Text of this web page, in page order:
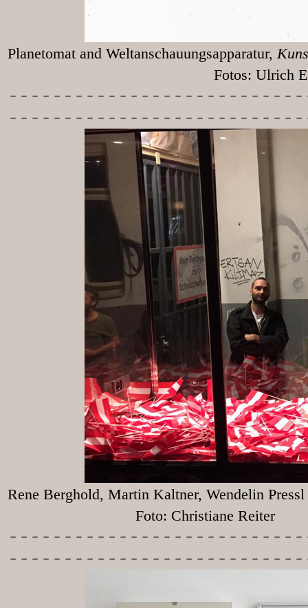
Planetomat and Weltanschauungsapparatur,
Fotos: Ulrich
-----------
Rene Berghold, Martin Kaltner, Wendelin Pressl
Foto: Christiane Reiter
-----------